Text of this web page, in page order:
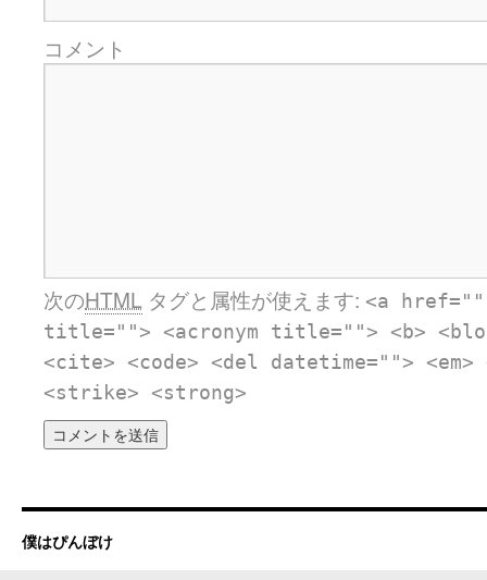
コメント
次のHTML タグと属性が使えます: <a
title=""> <acronym title=""> <b>
<cite> <code> <del datetime="">
<strike> <strong>
僕はぴんぼけ